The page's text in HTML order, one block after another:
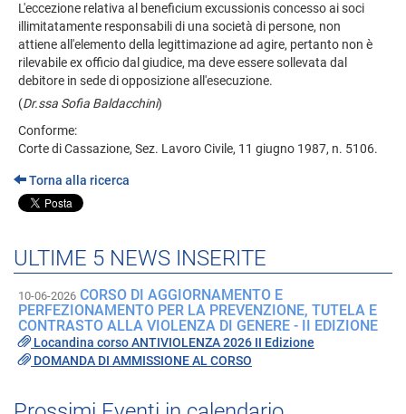
L'eccezione relativa al beneficium excussionis concesso ai soci
illimitatamente responsabili di una società di persone, non
attiene all'elemento della legittimazione ad agire, pertanto non è
rilevabile ex officio dal giudice, ma deve essere sollevata dal
debitore in sede di opposizione all'esecuzione.
(Dr.ssa Sofia Baldacchini)
Conforme:
Corte di Cassazione, Sez. Lavoro Civile, 11 giugno 1987, n. 5106.
Torna alla ricerca
ULTIME 5 NEWS INSERITE
10-06-2026 CORSO DI AGGIORNAMENTO E
PERFEZIONAMENTO PER LA PREVENZIONE, TUTELA E
CONTRASTO ALLA VIOLENZA DI GENERE - II EDIZIONE
Locandina corso ANTIVIOLENZA 2026 II Edizione
DOMANDA DI AMMISSIONE AL CORSO